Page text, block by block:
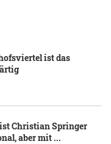
ist das
Christian Springer
aber mit ...